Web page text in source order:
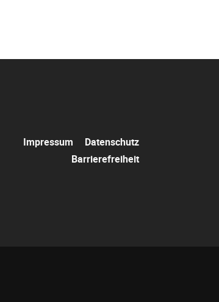
Impressum
Datenschutz
Barrierefreiheit